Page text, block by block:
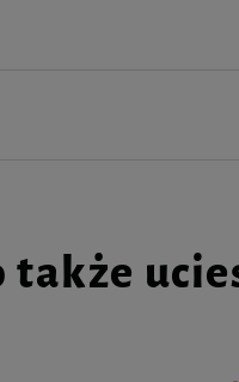
także